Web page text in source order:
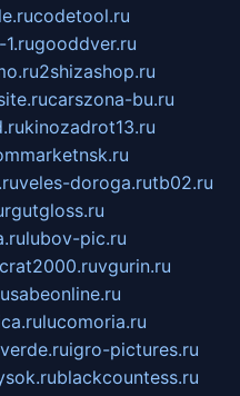
codetool.ru
gooddver.ru
2shizashop.ru
carszona-bu.ru
kinozadrot13.ru
veles-doroga.rutb02.ru
lubov-pic.ru
vgurin.ru
sabeonline.ru
lucomoria.ru
igro-pictures.ru
blackcountess.ru